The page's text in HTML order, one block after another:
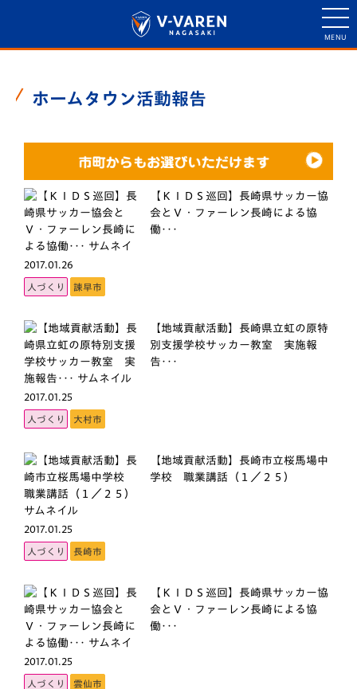
ホームタウン活動報告
2017.01.26
【ＫＩＤＳ巡回】長崎県サッカー協
会とＶ・ファーレン長崎による協
働･･･
人づくり 諫早市
2017.01.25
【地域貢献活動】長崎県立虹の原特
別支援学校サッカー教室 実施報
告･･･
人づくり 大村市
2017.01.25
【地域貢献活動】長崎市立桜馬場中
学校 職業講話（１／２５）
人づくり 長崎市
2017.01.25
【ＫＩＤＳ巡回】長崎県サッカー協
会とＶ・ファーレン長崎による協
働･･･
人づくり 雲仙市